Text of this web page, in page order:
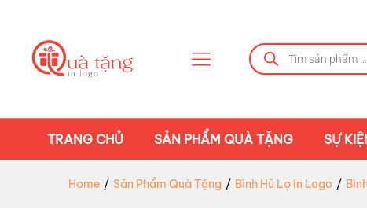
TRANG CHỦ SẢN PHẨM QUÀ TẶNG SỰ
Home / Sản Phẩm Quà Tặng / Bình Hủ Lọ In Logo /